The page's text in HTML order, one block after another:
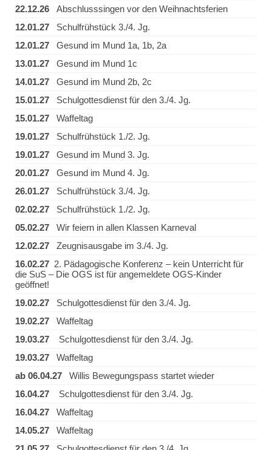
22.12.26 Abschlusssingen vor den Weihnachtsferien
12.01.27 Schulfrühstück 3./4. Jg.
12.01.27 Gesund im Mund 1a, 1b, 2a
13.01.27 Gesund im Mund 1c
14.01.27 Gesund im Mund 2b, 2c
15.01.27 Schulgottesdienst für den 3./4. Jg.
15.01.27 Waffeltag
19.01.27 Schulfrühstück 1./2. Jg.
19.01.27 Gesund im Mund 3. Jg.
20.01.27 Gesund im Mund 4. Jg.
26.01.27 Schulfrühstück 3./4. Jg.
02.02.27 Schulfrühstück 1./2. Jg.
05.02.27 Wir feiern in allen Klassen Karneval
12.02.27 Zeugnisausgabe im 3./4. Jg.
16.02.27 2. Pädagogische Konferenz – kein Unterricht für
die SuS – Die OGS ist für angemeldete OGS-Kinder
geöffnet!
19.02.27 Schulgottesdienst für den 3./4. Jg.
19.02.27 Waffeltag
19.03.27 Schulgottesdienst für den 3./4. Jg.
19.03.27 Waffeltag
ab 06.04.27 Willis Bewegungspass startet wieder
16.04.27 Schulgottesdienst für den 3./4. Jg.
16.04.27 Waffeltag
14.05.27 Waffeltag